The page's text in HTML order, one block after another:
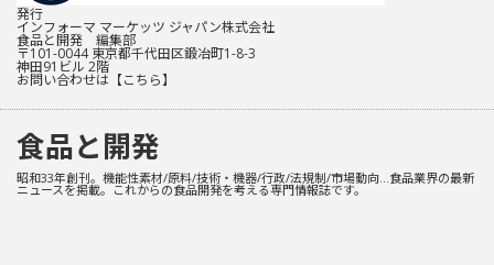
発行
インフォーマ マーケッツ ジャパン株式会社
食品と開発 編集部
〒101-0044 東京都千代田区鍛冶町1-8-3
神田91ビル 2階
お問い合わせは 【こちら】
食品と開発
昭和33年創刊。機能性素材/原料/技術・機器/行政/法規制/市場動向…食品業界の最新
ニュースを掲載。これからの食品開発を考える専門情報誌です。